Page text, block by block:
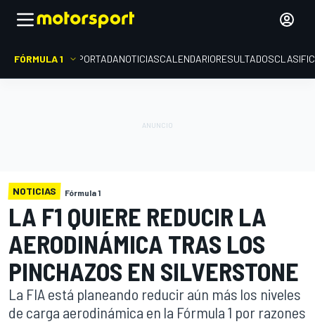
FÓRMULA 1 PORTADANOTICIASCALENDARIORESULTADOS
NOTICIAS Fórmula 1
LA F1 QUIERE REDUCIR LA
AERODINÁMICA TRAS LOS
PINCHAZOS EN SILVERSTONE
La FIA está planeando reducir aún más los niveles
de carga aerodinámica en la Fórmula 1 por razones